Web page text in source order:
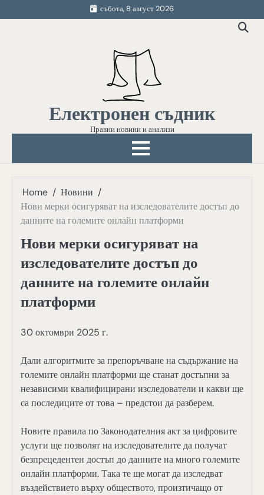
to
събота, 8 август 2026
Електронен съдник
Правни новини и анализи
Home
Новини
Нови мерки осигуряват на изследователите достъп до
данните на големите онлайн платформи
Нови мерки осигуряват на
изследователите достъп до
данните на големите онлайн
платформи
30 октомври 2025 г.
Дали алгоритмите за препоръчване на съдържание на
големите онлайн платформи ще станат достъпни за
независими квалифицирани изследователи и какви ще
са последиците от това – предстои да разберем.
Новите правила по Законодателния акт за цифровите
услуги ще позволят на изследователите да получат
безпрецедентен достъп до данните на много големите
онлайн платформи. Така те ще могат да изследват
въздействието върху обществото, произтичащо от